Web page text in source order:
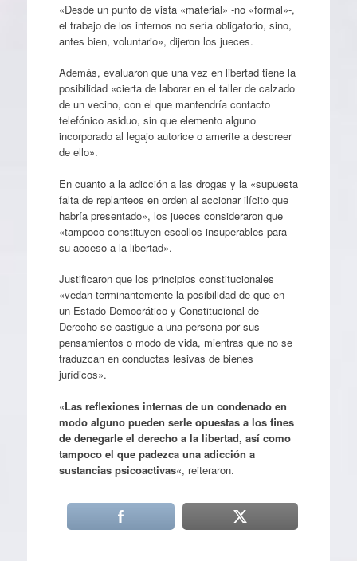
«Desde un punto de vista «material» -no «formal»-,
el trabajo de los internos no sería obligatorio, sino,
antes bien, voluntario», dijeron los jueces.
Además, evaluaron que una vez en libertad tiene la
posibilidad «cierta de laborar en el taller de calzado
de un vecino, con el que mantendría contacto
telefónico asiduo, sin que elemento alguno
incorporado al legajo autorice o amerite a descreer
de ello».
En cuanto a la adicción a las drogas y la «supuesta
falta de replanteos en orden al accionar ilícito que
habría presentado», los jueces consideraron que
«tampoco constituyen escollos insuperables para
su acceso a la libertad».
Justificaron que los principios constitucionales
«vedan terminantemente la posibilidad de que en
un Estado Democrático y Constitucional de
Derecho se castigue a una persona por sus
pensamientos o modo de vida, mientras que no se
traduzcan en conductas lesivas de bienes
jurídicos».
«Las reflexiones internas de un condenado en
modo alguno pueden serle opuestas a los fines
de denegarle el derecho a la libertad, así como
tampoco el que padezca una adicción a
sustancias psicoactivas«, reiteraron.